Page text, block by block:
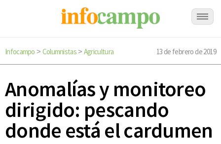
Infocampo > Columnistas> Agricultura 13 de febrero de 2019
Anomalías y monitoreo
dirigido: pescando
donde está el cardumen